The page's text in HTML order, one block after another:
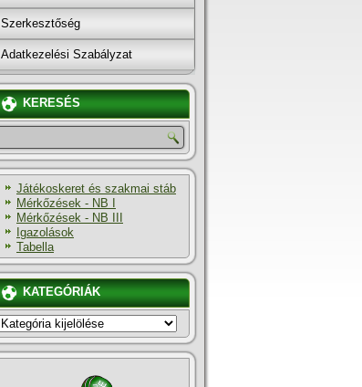
Szerkesztőség
Adatkezelési Szabályzat
KERESÉS
Játékoskeret és szakmai stáb
Mérkőzések - NB I
Mérkőzések - NB III
Igazolások
Tabella
KATEGÓRIÁK
KATEGÓRIÁK